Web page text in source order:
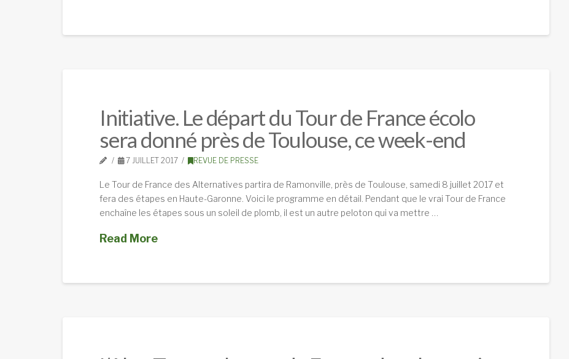
Initiative. Le départ du Tour de France écolo
sera donné près de Toulouse, ce week-end
7 JUILLET 2017 REVUE DE PRESSE
Le Tour de France des Alternatives partira de Ramonville, près de Toulouse, samedi 8 juillet 2017 et
fera des étapes en Haute-Garonne. Voici le programme en détail. Pendant que le vrai Tour de France
enchaîne les étapes sous un soleil de plomb, il est un autre peloton qui va mettre …
Read More